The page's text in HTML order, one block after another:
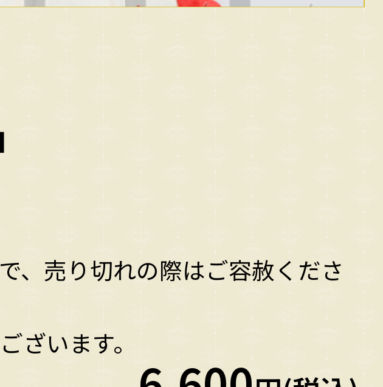
、売り切れの際はご容赦くださ
います。